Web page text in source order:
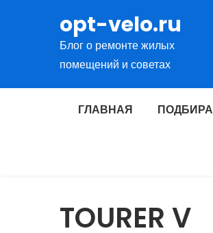
содержимому
opt-velo.ru
Блог о ремонте жилых
помещений и советах
ГЛАВНАЯ
TOURER V